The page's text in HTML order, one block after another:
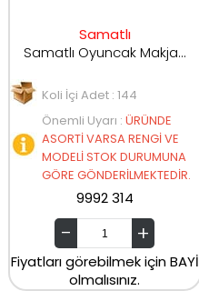
Samatlı
Samatlı Oyuncak Makjaj Seti SP-H-06
Koli İçi Adet : 144
Önemli Uyarı : ÜRÜNDE
ASORTİ VARSA RENGİ VE
MODELİ STOK DURUMUNA
GÖRE GÖNDERİLMEKTEDİR.
9992 314
Fiyatları görebilmek için BAYİ
olmalısınız.